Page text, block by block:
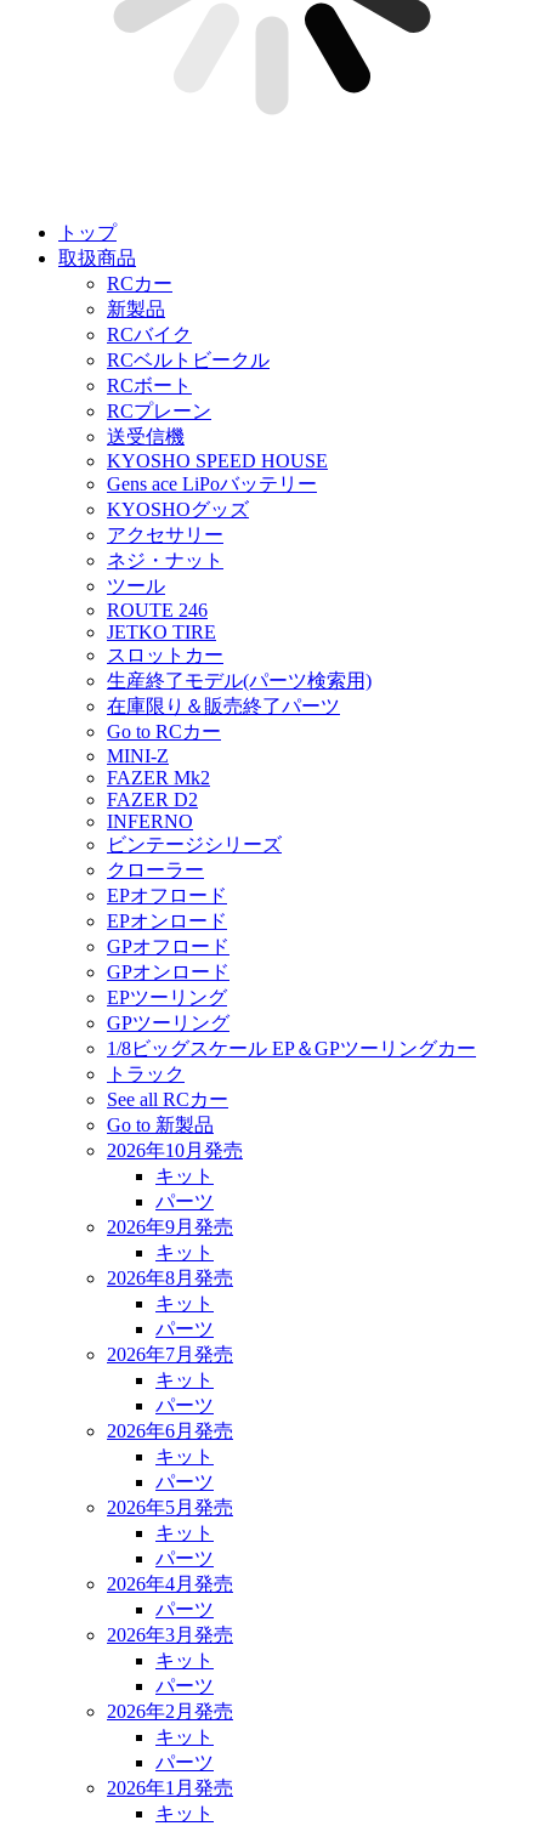
トップ
取扱商品
RCカー
新製品
RCバイク
RCベルトビークル
RCボート
RCプレーン
送受信機
KYOSHO SPEED HOUSE
Gens ace LiPoバッテリー
KYOSHOグッズ
アクセサリー
ネジ・ナット
ツール
ROUTE 246
JETKO TIRE
スロットカー
生産終了モデル(パーツ検索用)
在庫限り＆販売終了パーツ
Go to RCカー
MINI-Z
FAZER Mk2
FAZER D2
INFERNO
ビンテージシリーズ
クローラー
EPオフロード
EPオンロード
GPオフロード
GPオンロード
EPツーリング
GPツーリング
1/8ビッグスケール EP＆GPツーリングカー
トラック
See all RCカー
Go to 新製品
2026年10月発売
キット
パーツ
2026年9月発売
キット
2026年8月発売
キット
パーツ
2026年7月発売
キット
パーツ
2026年6月発売
キット
パーツ
2026年5月発売
キット
パーツ
2026年4月発売
パーツ
2026年3月発売
キット
パーツ
2026年2月発売
キット
パーツ
2026年1月発売
キット